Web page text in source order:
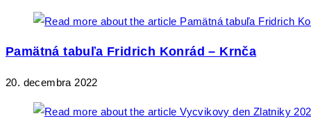
Pamätná tabuľa Fridrich Konrád – Krnča
20. decembra 2022